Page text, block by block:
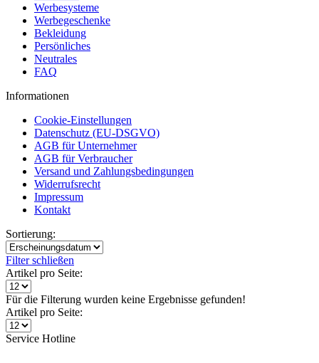
Werbesysteme
Werbegeschenke
Bekleidung
Persönliches
Neutrales
FAQ
Informationen
Cookie-Einstellungen
Datenschutz (EU-DSGVO)
AGB für Unternehmer
AGB für Verbraucher
Versand und Zahlungsbedingungen
Widerrufsrecht
Impressum
Kontakt
Sortierung:
Filter schließen
Artikel pro Seite:
Für die Filterung wurden keine Ergebnisse gefunden!
Artikel pro Seite:
Service Hotline